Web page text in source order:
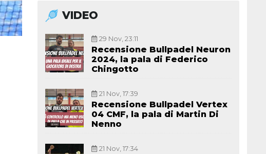
VIDEO
29 Nov, 23:11
Recensione Bullpadel Neuron
2024, la pala di Federico
Chingotto
21 Nov, 17:39
Recensione Bullpadel Vertex
04 CMF, la pala di Martin Di
Nenno
21 Nov, 17:34